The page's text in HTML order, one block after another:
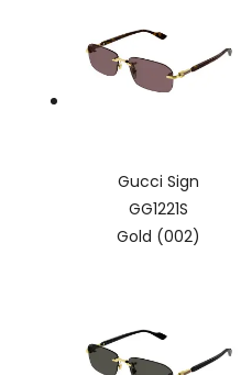
Gucci Sign
GG1221S
Gold (002)